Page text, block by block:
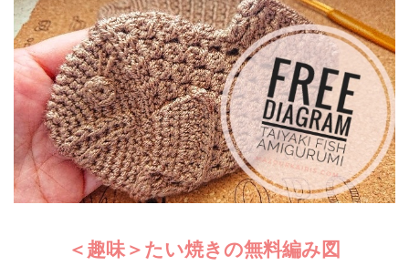
＜趣味＞たい焼きの無料編み図